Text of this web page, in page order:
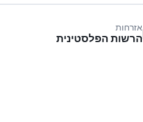
אזרחות
הרשות הפלסטינית